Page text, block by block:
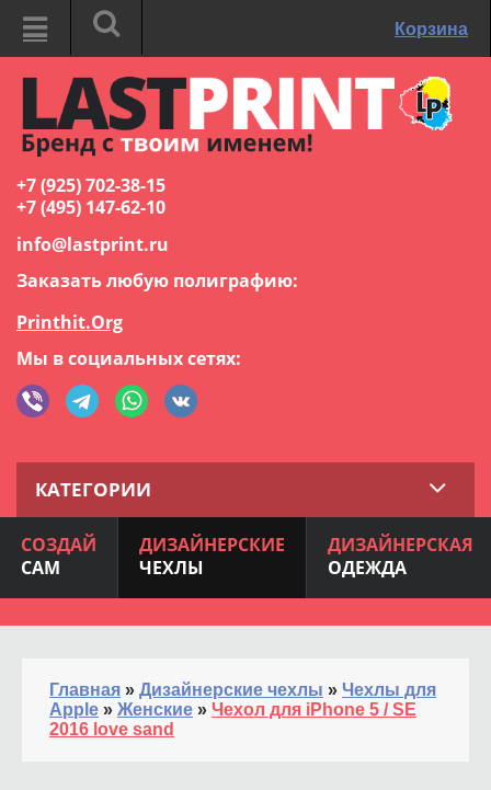
Корзина
+7 (925) 702-38-15
+7 (495) 147-62-10
info@lastprint.ru
Заказать любую полиграфию:
Printhit.Org
Мы в социальных сетях:
КАТЕГОРИИ
СОЗДАЙ
САМ
ДИЗАЙНЕРСКИЕ
ЧЕХЛЫ
ДИЗАЙНЕРСКАЯ
ОДЕЖДА
Главная » Дизайнерские чехлы » Чехлы для
Apple » Женские » Чехол для iPhone 5 / SE
2016 love sand